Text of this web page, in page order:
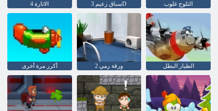
الاثارة 4 سباق زعيم 3D الثلوج غلوب
أكرر مرة أخرى ورقة رمي 2 الطيار البطل